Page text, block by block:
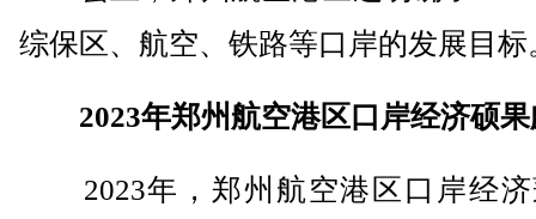
综保区、航空、铁路等口岸的发展目标
2023年郑州航空港区口岸经济硕
2023年，郑州航空港区口岸经济